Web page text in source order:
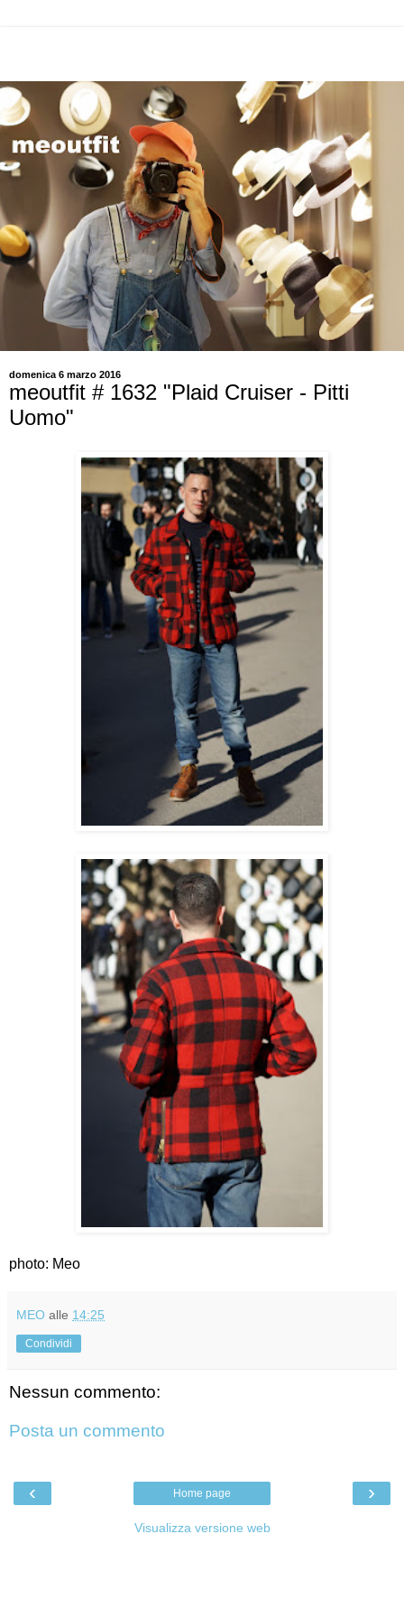
domenica 6 marzo 2016
meoutfit # 1632 "Plaid Cruiser - Pitti
Uomo"
photo: Meo
MEO alle 14:25
Condividi
Nessun commento:
Posta un commento
‹ ›
Home page
Visualizza versione web